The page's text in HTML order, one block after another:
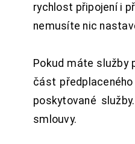
rychlost připojení i
nemusíte nic
Pokud máte služby
část
poskytované
smlouvy.